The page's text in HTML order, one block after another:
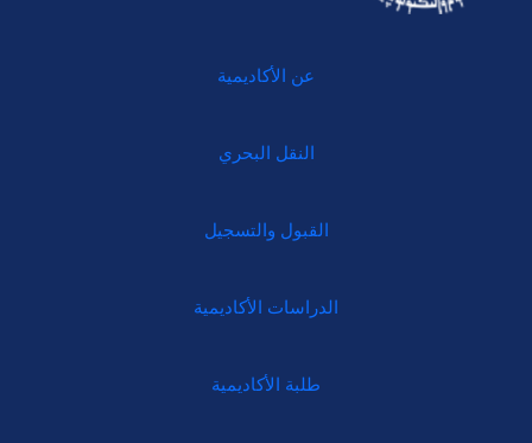
عن الأكاديمية
النقل البحري
القبول والتسجيل
الدراسات الأكاديمية
طلبة الأكاديمية